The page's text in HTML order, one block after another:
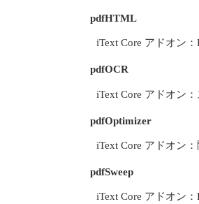
pdfHTML
iText Core アドオン
pdfOCR
iText Core アドオン
pdfOptimizer
iText Core アドオン
pdfSweep
iText Core アドオン